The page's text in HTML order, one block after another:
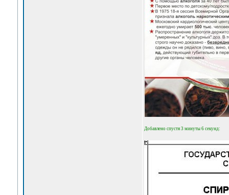
Добавлено спустя 3 минуты 6 секунд: